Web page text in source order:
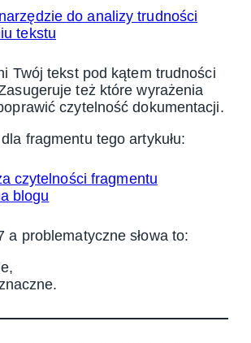
Twój tekst pod kątem trudności
też które wyrażenia
czytelność dokumentacji.
fragmentu tego artykułu:
a problematyczne słowa to: